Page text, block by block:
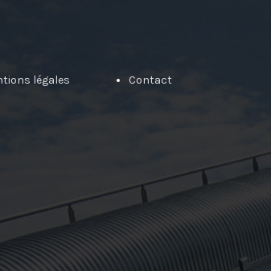
légales Contact